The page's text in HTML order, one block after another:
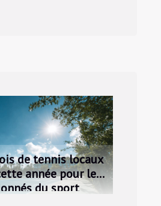
de tennis locaux
année pour les
du sport